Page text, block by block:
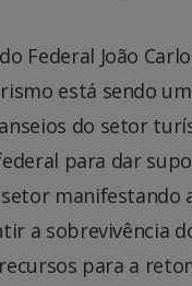
Federal João
está sendo
do setor
para dar
manifestando
a sobrevivência
para a